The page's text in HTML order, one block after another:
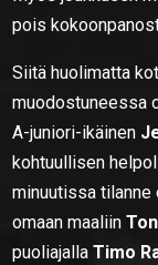
pois
Siitä huolimatta
muodostuneessa
A-juniori-ikäinen
kohtuullisen
minuutissa
omaan maaliin
puoliajallaTimo